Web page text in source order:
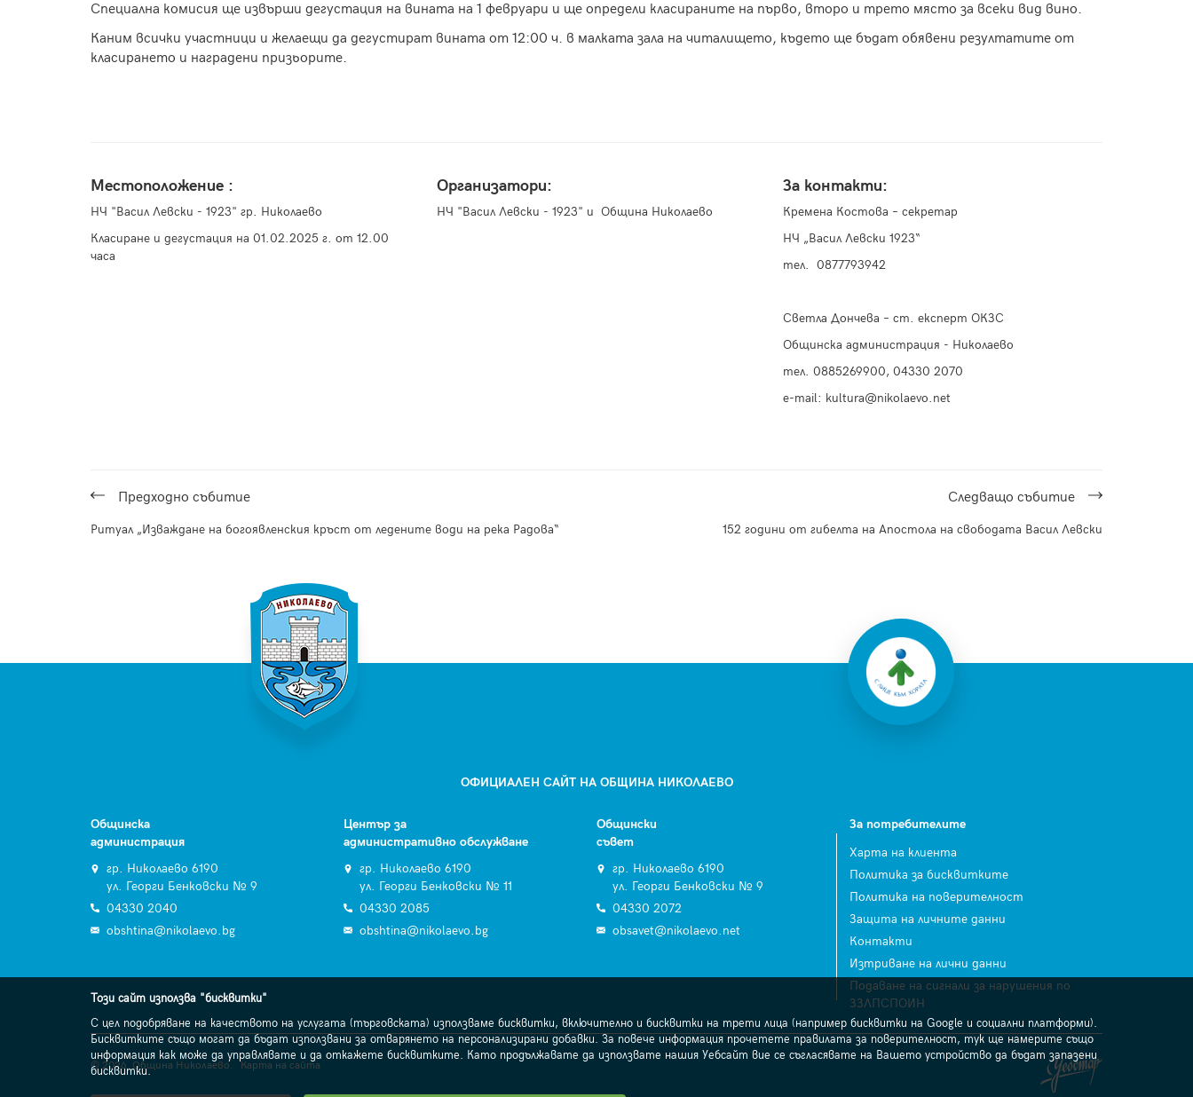
Специална комисия ще извърши дегустация на вината на 1 февруари и ще определи класираните на първо, второ и трето място за всеки вид вино.
Каним всички участници и желаещи да дегустират вината от 12:00 ч. в малката зала на читалището, където ще бъдат обявени резултатите от
класирането и наградени призьорите.
Местоположение :
НЧ "Васил Левски - 1923" гр. Николаево
Класиране и дегустация на 01.02.2025 г. от 12.00
часа
Организатори:
НЧ "Васил Левски - 1923" и Община Николаево
За контакти:
Кремена Костова – секретар
НЧ „Васил Левски 1923“
тел. 0877793942
Светла Дончева – ст. експерт ОКЗС
Общинска администрация - Николаево
тел. 0885269900, 04330 2070
e-mail: kultura@nikolaevo.net
Предходнo събитие
Ритуал „Изваждане на богоявленския кръст от ледените води на река Радова“
Следващo събитие
152 години от гибелта на Апостола на свободата Васил Левски
ОФИЦИАЛЕН САЙТ НА ОБЩИНА НИКОЛАЕВО
Общинска
администрация
гр. Николаево 6190
ул. Георги Бенковски № 9
04330 2040
obshtina@nikolaevo.bg
Център за
административно обслужване
гр. Николаево 6190
ул. Георги Бенковски № 11
04330 2085
obshtina@nikolaevo.bg
Общински
съвет
гр. Николаево 6190
ул. Георги Бенковски № 9
04330 2072
obsavet@nikolaevo.net
За потребителите
Харта на клиента
Политика за бисквитките
Политика на поверителност
Защита на личните данни
Контакти
Изтриване на лични данни
Подаване на сигнали за нарушения по
ЗЗЛПСПОИН
© 2026. Община Николаево. Карта на сайта
Този сайт използва "бисквитки"
С цел подобряване на качеството на услугата (търговската) използваме бисквитки, включително и бисквитки на трети лица (например бисквитки на Google и социални платформи).
Бисквитките също могат да бъдат използвани за отварянето на персонализирани добавки. За повече информация прочетете правилата за поверителност, тук ще намерите също
информация как може да управлявате и да откажете бисквитките. Като продължавате да използвате нашия Уебсайт вие се съгласявате на Вашето устройство да бъдат запазени
бисквитки.